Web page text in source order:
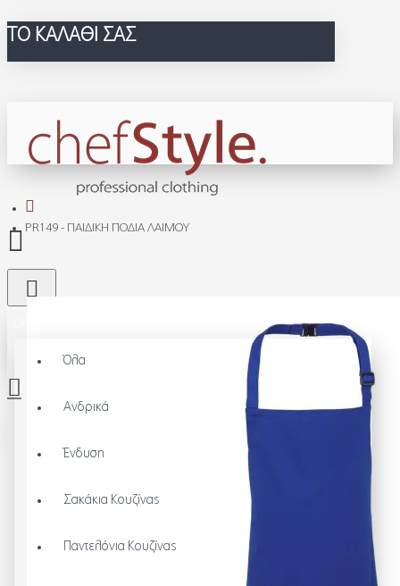
ΤΟ ΚΑΛΆΘΙ ΣΑΣ
Όλα
Ανδρικά
Ένδυση
Σακάκια Κουζίνας
Παντελόνια Κουζίνας
PR149 - ΠΑΙΔΙΚΗ ΠΟΔΙΑ ΛΑΙΜΟΥ